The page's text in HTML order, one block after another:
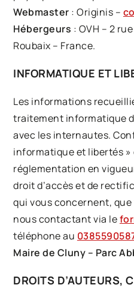
Webmaster : Originis –
Hébergeurs : OVH – 2
Roubaix – France.
INFORMATIQUE ET
Les informations
traitement informatique
avec les internautes.
informatique et libertés »
réglementation en
droit d’accès et de
qui vous concernent,
nous contactant via le
téléphone au
Maire de Cluny – Parc
DROITS D’AUTEURS,